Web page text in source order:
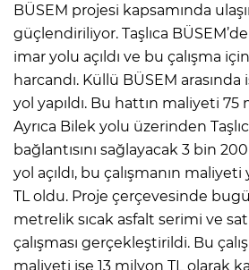
BÜSEM projesi kapsamında
güçlendiriliyor. Taşlıca
imar yolu açıldı ve bu çalışma
harcandı. Küllü BÜSEM
yol yapıldı. Bu hattın maliyeti 75
Ayrıca Bilek yolu üzerinden
bağlantısını sağlayacak 3 bin
yol açıldı, bu çalışmanın maliyeti
TL oldu. Proje çerçevesinde
metrelik sıcak asfalt serimi ve
çalışması gerçekleştirildi. Bu
maliyeti ise 13 milyon TL olarak